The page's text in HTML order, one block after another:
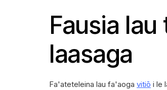
Fausia
laasaga
Fa'ateteleina lau fa'aoga vitiō i le